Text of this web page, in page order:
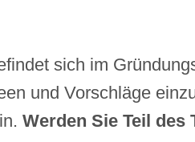
sich im
und Vorschläge
Werden Sie Teil des